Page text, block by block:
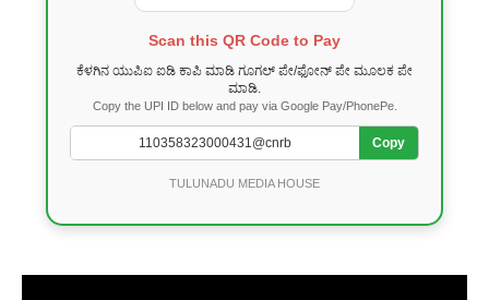
Scan this QR Code to Pay
ಕೆಳಗಿನ ಯುಪಿಐ ಐಡಿ ಕಾಪಿ ಮಾಡಿ ಗೂಗಲ್ ಪೇ/ಫೋನ್ ಪೇ ಮೂಲಕ ಪೇ
ಮಾಡಿ.
Copy the UPI ID below and pay via Google Pay/PhonePe.
Copy
TULUNADU MEDIA HOUSE